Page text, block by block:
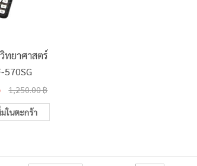
ทยาศาสตร์
570SG
1,250.00 ฿
ในตะกร้า